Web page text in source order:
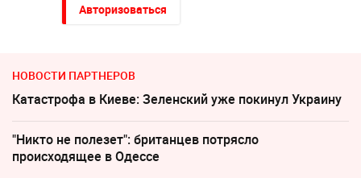
Авторизоваться
НОВОСТИ ПАРТНЕРОВ
Катастрофа в Киеве: Зеленский уже покинул Украину
"Никто не полезет": британцев потрясло
происходящее в Одессе